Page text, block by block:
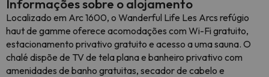
Informações sobre o alojamento
Localizado em Arc 1600, o Wanderful Life Les Arcs refúgio
haut de gamme oferece acomodações com Wi-Fi gratuito,
estacionamento privativo gratuito e acesso a uma sauna. O
chalé dispõe de TV de tela plana e banheiro privativo com
amenidades de banho gratuitas, secador de cabelo e